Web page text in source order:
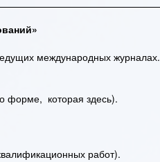
международных журналах.
форме, которая здесь).
работ).